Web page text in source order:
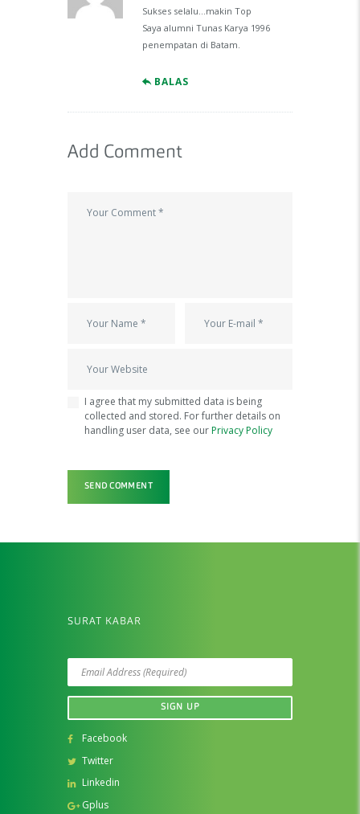
Sukses selalu…makin Top
Saya alumni Tunas Karya 1996
penempatan di Batam.
BALAS
Add Comment
I agree that my submitted data is being
collected and stored. For further details on
handling user data, see ourPrivacy Policy
SURAT KABAR
Facebook
Twitter
Linkedin
Gplus